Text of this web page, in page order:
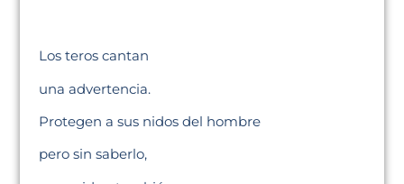
Los teros cantan
una advertencia.
Protegen a sus nidos del hombre
pero sin saberlo,